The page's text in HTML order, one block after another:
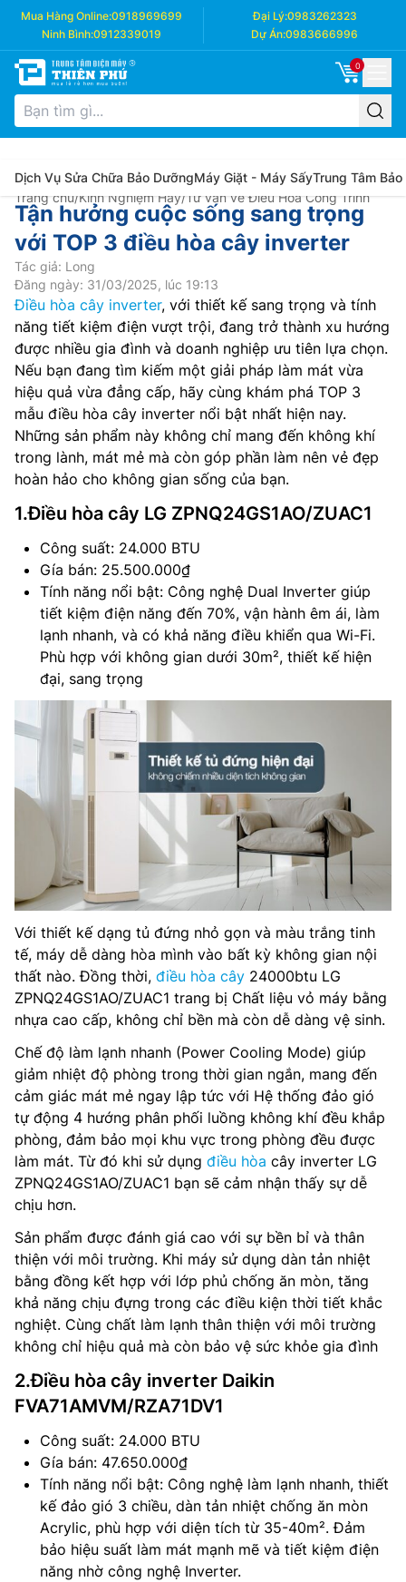
Mua Hàng Online:0918969699 Đại Lý:0983262323
Ninh Bình:0912339019 Dự Án:0983666996
0
Dịch Vụ Sửa Chữa Bảo DưỡngMáy Giặt - Máy SấyTrung Tâm Bảo
Trang chủ/Kinh Nghiệm Hay/Tư vấn về Điều Hòa Công Trình
Tận hưởng cuộc sống sang trọng
với TOP 3 điều hòa cây inverter
Tác giả: Long
Đăng ngày: 31/03/2025, lúc 19:13
Điều hòa cây inverter, với thiết kế sang trọng và tính
năng tiết kiệm điện vượt trội, đang trở thành xu hướng
được nhiều gia đình và doanh nghiệp ưu tiên lựa chọn.
Nếu bạn đang tìm kiếm một giải pháp làm mát vừa
hiệu quả vừa đẳng cấp, hãy cùng khám phá TOP 3
mẫu điều hòa cây inverter nổi bật nhất hiện nay.
Những sản phẩm này không chỉ mang đến không khí
trong lành, mát mẻ mà còn góp phần làm nên vẻ đẹp
hoàn hảo cho không gian sống của bạn.
1.Điều hòa cây LG ZPNQ24GS1AO/ZUAC1
Công suất: 24.000 BTU
Gía bán: 25.500.000₫
Tính năng nổi bật: Công nghệ Dual Inverter giúp
tiết kiệm điện năng đến 70%, vận hành êm ái, làm
lạnh nhanh, và có khả năng điều khiển qua Wi-Fi.
Phù hợp với không gian dưới 30m², thiết kế hiện
đại, sang trọng
Với thiết kế dạng tủ đứng nhỏ gọn và màu trắng tinh
tế, máy dễ dàng hòa mình vào bất kỳ không gian nội
thất nào. Đồng thời, điều hòa cây 24000btu LG
ZPNQ24GS1AO/ZUAC1 trang bị Chất liệu vỏ máy bằng
nhựa cao cấp, không chỉ bền mà còn dễ dàng vệ sinh.
Chế độ làm lạnh nhanh (Power Cooling Mode) giúp
giảm nhiệt độ phòng trong thời gian ngắn, mang đến
cảm giác mát mẻ ngay lập tức​ với Hệ thống đảo gió
tự động 4 hướng phân phối luồng không khí đều khắp
phòng, đảm bảo mọi khu vực trong phòng đều được
làm mát​. Từ đó khi sử dụng điều hòa cây inverter LG
ZPNQ24GS1AO/ZUAC1 bạn sẽ cảm nhận thấy sự dễ
chịu hơn.
Sản phẩm được đánh giá cao với sự bền bỉ và thân
thiện với môi trường. Khi máy sử dụng dàn tản nhiệt
bằng đồng kết hợp với lớp phủ chống ăn mòn, tăng
khả năng chịu đựng trong các điều kiện thời tiết khắc
nghiệt. Cùng chất làm lạnh thân thiện với môi trường
không chỉ hiệu quả mà còn bảo vệ sức khỏe gia đình​
2.Điều hòa cây inverter Daikin
FVA71AMVM/RZA71DV1
Công suất: 24.000 BTU
Gía bán: 47.650.000₫
Tính năng nổi bật: Công nghệ làm lạnh nhanh, thiết
kế đảo gió 3 chiều, dàn tản nhiệt chống ăn mòn
Acrylic, phù hợp với diện tích từ 35-40m². Đảm
bảo hiệu suất làm mát mạnh mẽ và tiết kiệm điện
năng nhờ công nghệ Inverter​.